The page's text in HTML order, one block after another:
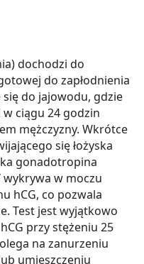
dochodzi do
do zapłodnienia
do jajowodu, gdzie
w ciągu 24 godzin
mężczyzny. Wkrótce
się łożyska
gonadotropina
wykrywa w moczu
hCG, co pozwala
Test jest wyjątkowo
przy stężeniu 25
na zanurzeniu
umieszczeniu